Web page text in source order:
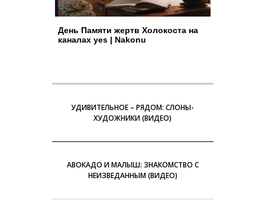
День Памяти жертв Холокоста на
каналах yes | Nakonu
УДИВИТЕЛЬНОЕ – РЯДОМ: СЛОНЫ-
ХУДОЖНИКИ (ВИДЕО)
АВОКАДО И МАЛЫШ: ЗНАКОМСТВО С
НЕИЗВЕДАННЫМ (ВИДЕО)